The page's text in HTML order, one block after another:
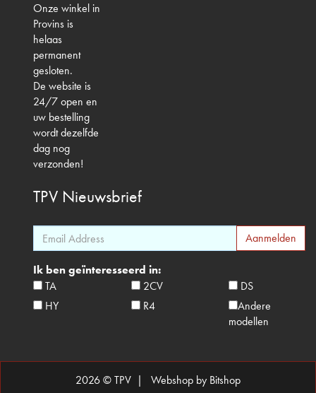
Onze winkel in
Provins is
helaas
permanent
gesloten.
De website is
24/7 open en
uw bestelling
wordt dezelfde
dag nog
verzonden!
TPV Nieuwsbrief
Ik ben geïnteresseerd in:
TA
2CV
DS
HY
R4
Andere
modellen
2026 © TPV | Webshop by Bitshop